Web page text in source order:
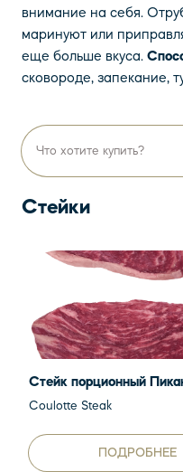
внимание на себя.
маринуют или
еще больше вкуса.
сковороде, запекание,
Стейки
Стейк порционный
Coulotte Steak
ПОДРОБНЕЕ